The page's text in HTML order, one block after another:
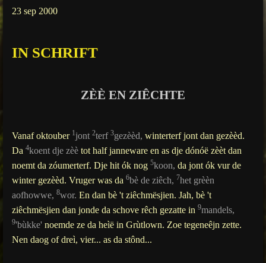
23 sep 2000
IN SCHRIFT
ZÈÈ EN ZIÊCHTE
Vanaf oktouber 1jont 2terf 3gezèèd, winterterf jont dan gezèèd.
Da 4koent dje zèè tot half janneware en as dje dónóë zèèt dan
noemt da zóumerterf. Dje hit ók nog 5koon, da jont ók vur de
winter gezèèd. Vruger was da 6bè de ziêch, 7het grèèn
aofhowwe, 8wor. En dan bè 't ziêchmësjien. Jah, bè 't
ziêchmësjien dan jonde da schove rêch gezatte in 9mandels,
9'bùkke' noemde ze da heìë in Grùtlown. Zoe tegeneêjn zette.
Nen daog of dreì, vier... as da stônd...